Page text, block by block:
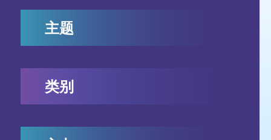
主题
类别